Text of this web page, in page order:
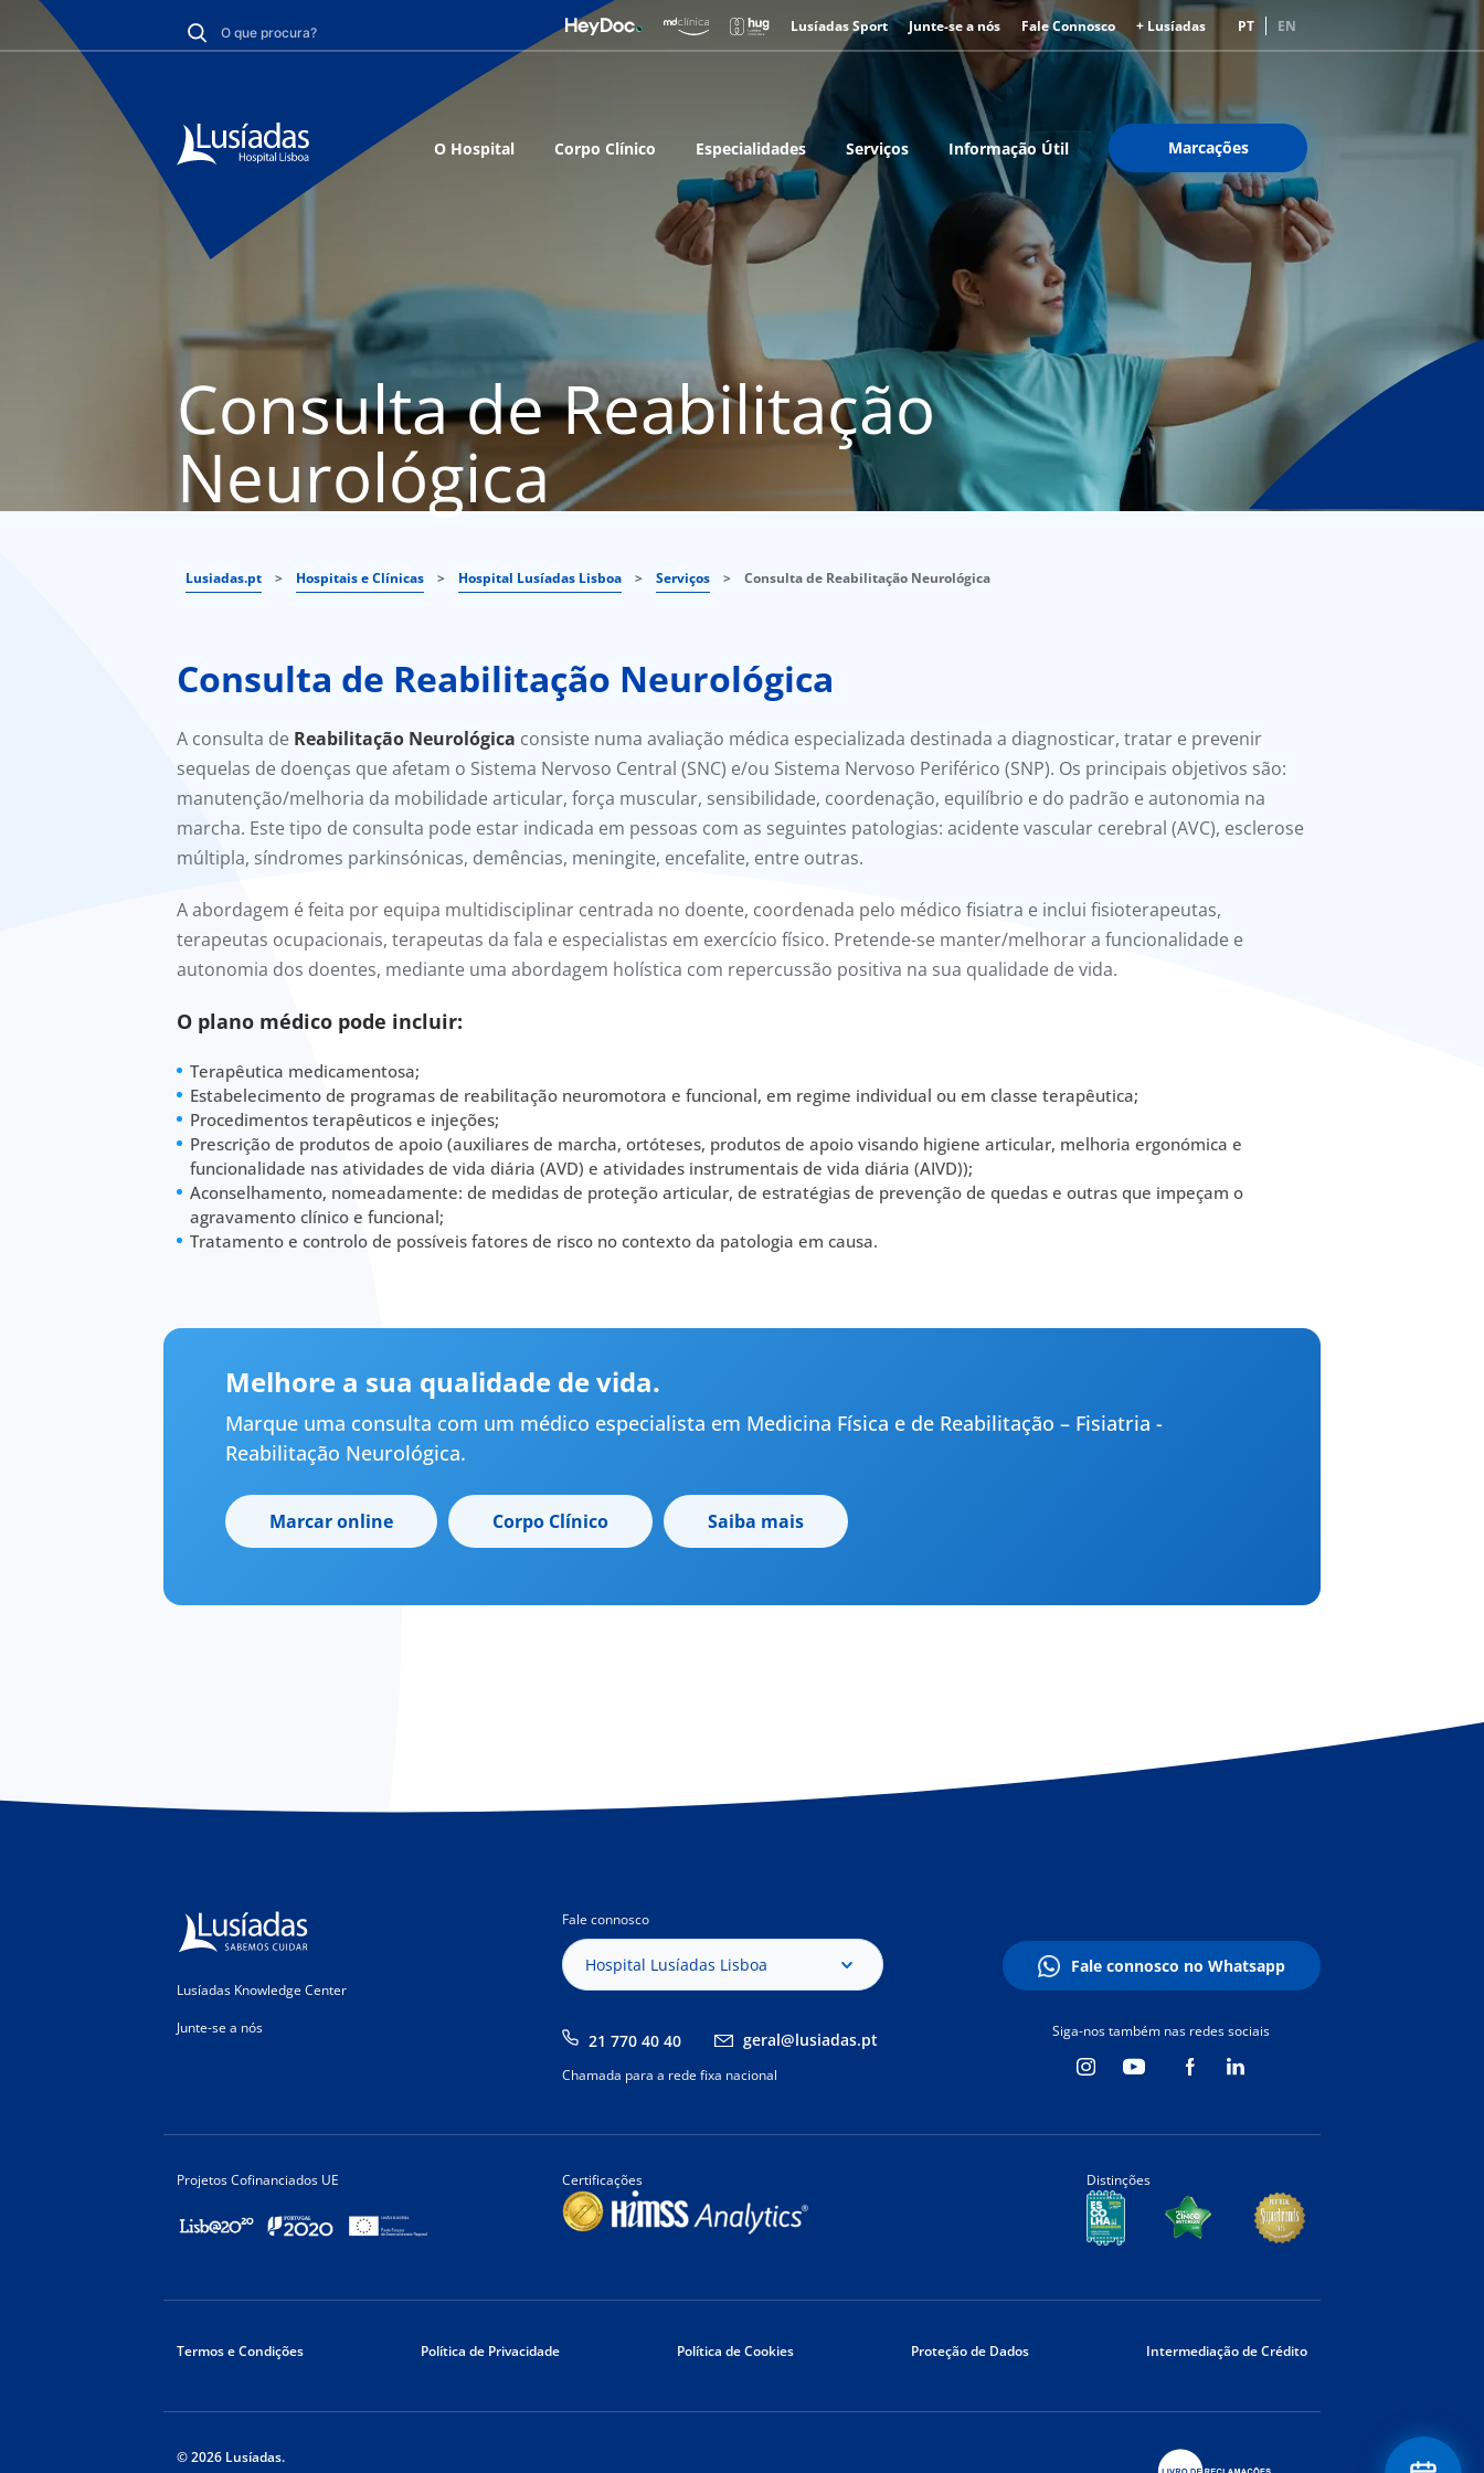
Lusíadas Sport Junte-se a nós Fale Connosco + Lusíadas PT EN
O Hospital Corpo Clínico Especialidades Serviços Informação Útil Marcações
Consulta de Reabilitação
Neurológica
Lusiadas.pt > Hospitais e Clínicas > Hospital Lusíadas Lisboa > Serviços > Consulta de Reabilitação Neurológica
Consulta de Reabilitação Neurológica
A consulta de Reabilitação Neurológica consiste numa avaliação médica especializada destinada a diagnosticar, tratar e prevenir
sequelas de doenças que afetam o Sistema Nervoso Central (SNC) e/ou Sistema Nervoso Periférico (SNP). Os principais objetivos são:
manutenção/melhoria da mobilidade articular, força muscular, sensibilidade, coordenação, equilíbrio e do padrão e autonomia na
marcha. Este tipo de consulta pode estar indicada em pessoas com as seguintes patologias: acidente vascular cerebral (AVC), esclerose
múltipla, síndromes parkinsónicas, demências, meningite, encefalite, entre outras.
A abordagem é feita por equipa multidisciplinar centrada no doente, coordenada pelo médico fisiatra e inclui fisioterapeutas,
terapeutas ocupacionais, terapeutas da fala e especialistas em exercício físico. Pretende-se manter/melhorar a funcionalidade e
autonomia dos doentes, mediante uma abordagem holística com repercussão positiva na sua qualidade de vida.
O plano médico pode incluir:
Terapêutica medicamentosa;
Estabelecimento de programas de reabilitação neuromotora e funcional, em regime individual ou em classe terapêutica;
Procedimentos terapêuticos e injeções;
Prescrição de produtos de apoio (auxiliares de marcha, ortóteses, produtos de apoio visando higiene articular, melhoria ergonómica e
funcionalidade nas atividades de vida diária (AVD) e atividades instrumentais de vida diária (AIVD));
Aconselhamento, nomeadamente: de medidas de proteção articular, de estratégias de prevenção de quedas e outras que impeçam o
agravamento clínico e funcional;
Tratamento e controlo de possíveis fatores de risco no contexto da patologia em causa.
Melhore a sua qualidade de vida.
Marque uma consulta com um médico especialista em Medicina Física e de Reabilitação – Fisiatria -
Reabilitação Neurológica.
Marcar online Corpo Clínico Saiba mais
Lusíadas Knowledge Center
Junte-se a nós
Fale connosco
Hospital Lusíadas Lisboa
21 770 40 40 geral@lusiadas.pt
Chamada para a rede fixa nacional
Fale connosco no Whatsapp
Siga-nos também nas redes sociais
Projetos Cofinanciados UE Certificações Distinções
Termos e Condições Política de Privacidade Política de Cookies Proteção de Dados Intermediação de Crédito
© 2026 Lusíadas.
Floating